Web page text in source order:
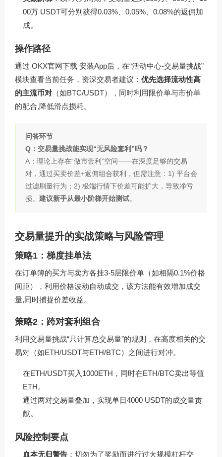
00万 USDT可分别获得0.03%、0.05%、0.08%的返佣加
成。
操作路径
通过 OKX官网下载 安装App后，在“活动中心-交易量挑战”
模块查看当前任务，资深交易者建议： 优先选择流动性高
的主流币对 （如BTC/USDT），同时利用限价单与市价单
的配合,降低滑点损耗。
问答环节
Q：交易量挑战能实现“无风险套利”吗？
A：理论上存在“做市套利”空间——在深度足够的交易
对，通过买卖价差+返佣组合获利，但需注意：1) 平台会
过滤刷量行为；2) 极端行情下价差可能扩大，导致净亏
损。 建议新手从最小阶梯开始测试。
交易量提升的实战策略与风险管理
策略1：梯度挂单法
在订单簿的买方与卖方各挂3-5层限价单（如相隔0.1%价格
间距），利用价格波动自动成交，该方法能有效增加成交
量,同时捕捉价差收益。
策略2：跨对套利组合
利用交易量挑战“只计算总交易量”的规则，在高度相关的交
易对（如ETH/USDT与ETH/BTC）之间进行对冲。
在ETH/USDT买入1000ETH，同时在ETH/BTC卖出等值
ETH。
通过两对交易量叠加，实现单日4000 USDT的成交量贡
献。
风险控制要点
血本无归警告 ：切勿为了奖励而进行过大规模杠杆交